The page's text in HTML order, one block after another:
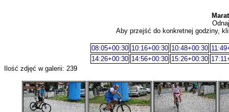
Aby przejść do konkretnej godziny,
08:05+00:30 10:16+00:30 10:48+00:30
14:26+00:30 14:56+00:30 15:26+00:30
Ilość zdjęć w galerii: 239